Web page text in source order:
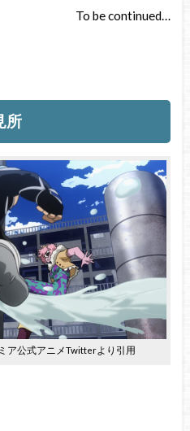
To be continued…
所
ア公式アニメTwitterより引用